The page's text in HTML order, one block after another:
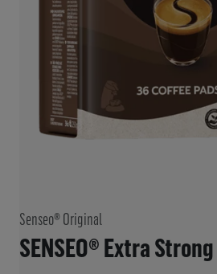
Senseo® Original
SENSEO® Extra Strong